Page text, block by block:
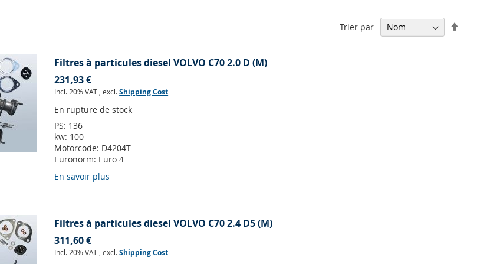
Trier par
Filtres à particules diesel VOLVO C70 2.0 D (M)
231,93 €
Incl. 20% VAT ,excl.Shipping Cost
En rupture de stock
PS: 136
kw: 100
Motorcode: D4204T
Euronorm: Euro 4
En savoir plus
Filtres à particules diesel VOLVO C70 2.4 D5 (M)
311,60 €
Incl. 20% VAT ,excl.Shipping Cost